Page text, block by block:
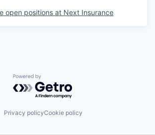
open positions at Next Insurance
Powered by Getro.com
Privacy policyCookie policy